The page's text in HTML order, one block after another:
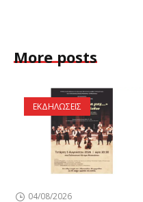
More posts
ΕΚΔΗΛΩΣΕΙΣ
04/08/2026